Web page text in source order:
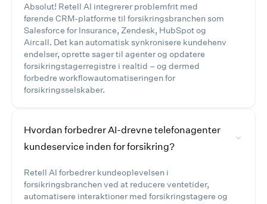
Absolut! Retell AI integrerer problemfrit med
førende CRM-platforme til forsikringsbranchen som
Salesforce for Insurance, Zendesk, HubSpot og
Aircall. Det kan automatisk synkronisere kundehenv
endelser, oprette sager til agenter og opdatere
forsikringstagerregistre i realtid – og dermed
forbedre workflowautomatiseringen for
forsikringsselskaber.
Hvordan forbedrer AI-drevne telefonagenter
kundeservice inden for forsikring?
Retell AI forbedrer kundeoplevelsen i
forsikringsbranchen ved at reducere ventetider,
automatisere interaktioner med forsikringstagere og